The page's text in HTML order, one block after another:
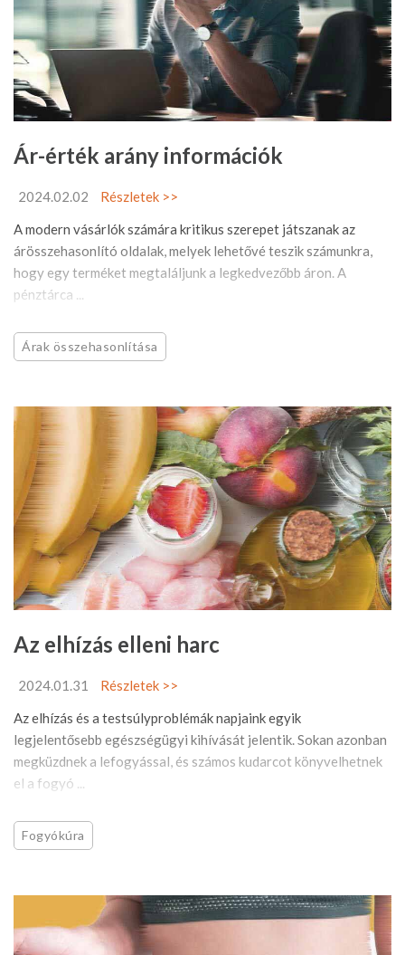
Ár-érték arány információk
2024.02.02
Részletek >>
A modern vásárlók számára kritikus szerepet játszanak az
árösszehasonlító oldalak, melyek lehetővé teszik számunkra,
hogy egy terméket megtaláljunk a legkedvezőbb áron. A
pénztárca ...
Árak összehasonlítása
Az elhízás elleni harc
2024.01.31
Részletek >>
Az elhízás és a testsúlyproblémák napjaink egyik
legjelentősebb egészségügyi kihívását jelentik. Sokan azonban
megküzdnek a lefogyással, és számos kudarcot könyvelhetnek
el a fogyó ...
Fogyókúra